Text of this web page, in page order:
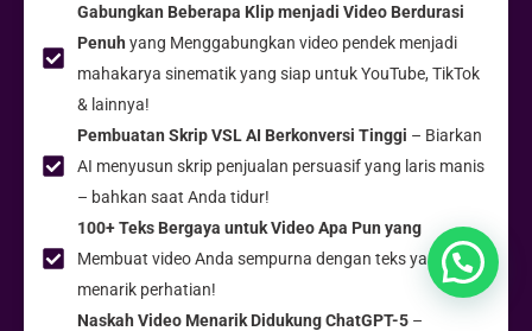
Gabungkan Beberapa Klip menjadi Video Berdurasi
Penuh yang Menggabungkan video pendek menjadi
mahakarya sinematik yang siap untuk YouTube, TikTok
& lainnya!
Pembuatan Skrip VSL AI Berkonversi Tinggi – Biarkan
AI menyusun skrip penjualan persuasif yang laris manis
– bahkan saat Anda tidur!
100+ Teks Bergaya untuk Video Apa Pun yang
Membuat video Anda sempurna dengan teks yang
menarik perhatian!
Naskah Video Menarik Didukung ChatGPT-5 –